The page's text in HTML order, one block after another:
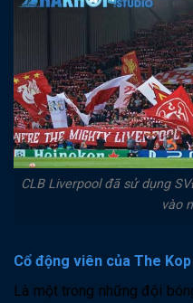
CLB Liverpool đã sử dụng
vào
Cổ động viên của The Kop
Là một trong những đội